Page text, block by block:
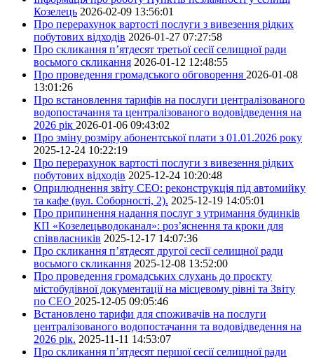
Козелець 2026-02-09 13:56:01
Про перерахунок вартості послуги з вивезення рідких
побутових відходів 2026-01-27 07:27:58
Про скликання п’ятдесят третьої сесії селищної ради
восьмого скликання 2026-01-12 12:48:55
Про проведення громадського обговорення 2026-01-08
13:01:26
Про встановлення тарифів на послуги централізованого
водопостачання та централізованого водовідведення на
2026 рік 2026-01-06 09:43:02
Про зміну розміру абонентської плати з 01.01.2026 року
2025-12-24 10:22:19
Про перерахунок вартості послуги з вивезення рідких
побутових відходів 2025-12-24 10:20:48
Оприлюднення звіту СЕО: реконструкція під автомийку
та кафе (вул. Соборності, 2). 2025-12-19 14:05:01
Про припинення надання послуг з утримання будинків
КП «Козелецьводоканал»: роз’яснення та кроки для
співвласників 2025-12-17 14:07:36
Про скликання п’ятдесят другої сесії селищної ради
восьмого скликання 2025-12-08 13:52:00
Про проведення громадських слухань до проєкту
містобудівної документації на місцевому рівні та Звіту
по СЕО 2025-12-05 09:05:46
Встановлено тарифи для споживачів на послуги
централізованого водопостачання та водовідведення на
2026 рік. 2025-11-11 14:53:07
Про скликання п’ятдесят першої сесії селищної ради